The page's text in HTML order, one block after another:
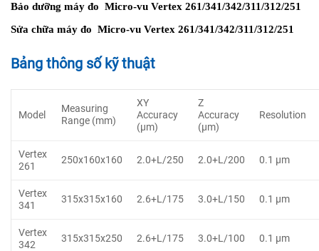
Bảo dưỡng máy đo Micro-vu Vertex 261/341/342/311/312/251
Sửa chữa máy đo Micro-vu Vertex 261/341/342/311/312/251
Bảng thông số kỹ thuật
Model
Measuring
Range (mm)
XY
Accuracy
(μm)
Z
Accuracy
(μm)
Resolution
Vertex
261
250x160x160 2.0+L/250 2.0+L/200 0.1 μm
Vertex
341
315x315x160 2.6+L/175 3.0+L/150 0.1 μm
Vertex
342
315x315x250 2.6+L/175 3.0+L/100 0.1 μm